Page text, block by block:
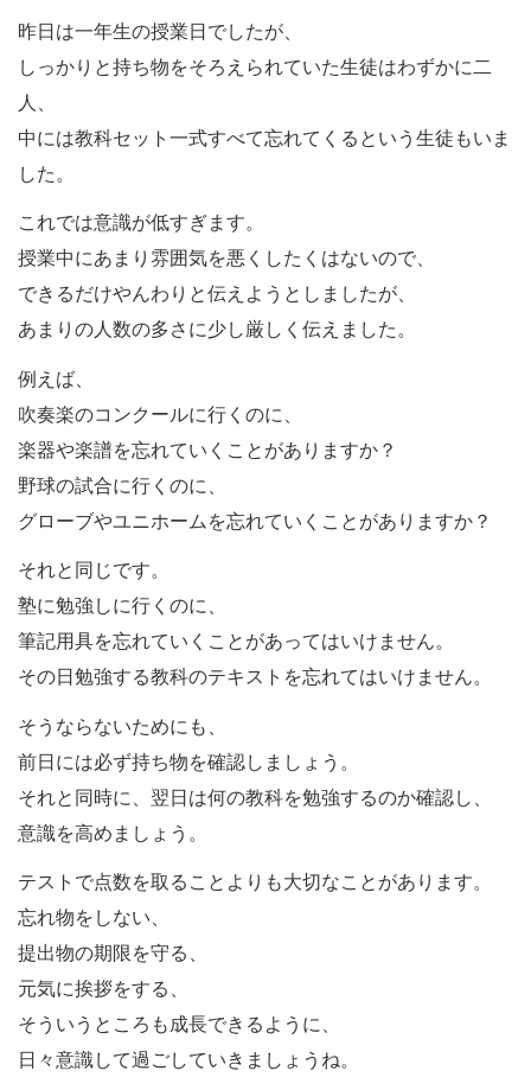
昨日は一年生の授業日でしたが、
しっかりと持ち物をそろえられていた生徒はわずかに二
人、
中には教科セット一式すべて忘れてくるという生徒もいま
した。
これでは意識が低すぎます。
授業中にあまり雰囲気を悪くしたくはないので、
できるだけやんわりと伝えようとしましたが、
あまりの人数の多さに少し厳しく伝えました。
例えば、
吹奏楽のコンクールに行くのに、
楽器や楽譜を忘れていくことがありますか？
野球の試合に行くのに、
グローブやユニホームを忘れていくことがありますか？
それと同じです。
塾に勉強しに行くのに、
筆記用具を忘れていくことがあってはいけません。
その日勉強する教科のテキストを忘れてはいけません。
そうならないためにも、
前日には必ず持ち物を確認しましょう。
それと同時に、翌日は何の教科を勉強するのか確認し、
意識を高めましょう。
テストで点数を取ることよりも大切なことがあります。
忘れ物をしない、
提出物の期限を守る、
元気に挨拶をする、
そういうところも成長できるように、
日々意識して過ごしていきましょうね。